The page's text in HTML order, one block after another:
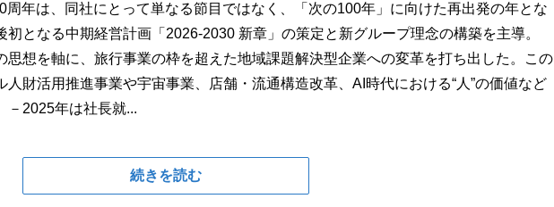
周年は、同社にとって単なる節目ではなく、「次の100年」に向けた再出発の年とな
となる中期経営計画「2026-2030 新章」の策定と新グループ理念の構築を主導。
思想を軸に、旅行事業の枠を超えた地域課題解決型企業への変革を打ち出した。この
財活用推進事業や宇宙事業、店舗・流通構造改革、AI時代における“人”の価値など
－2025年は社長就...
続きを読む